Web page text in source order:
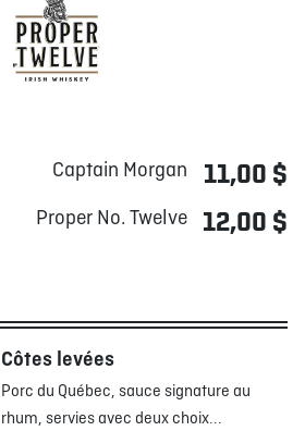
Captain Morgan 11,00 $
Proper No. Twelve 12,00 $
Côtes levées
Porc du Québec, sauce signature au
rhum, servies avec deux choix...